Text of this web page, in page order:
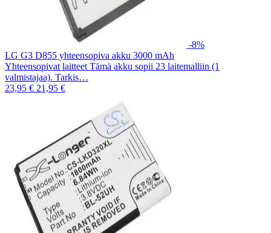
-8%
LG G3 D855 yhteensopiva akku 3000 mAh
Yhteensopivat laitteet Tämä akku sopii 23 laitemalliin (1
valmistajaa). Tarkis…
23,95 € 21,95 €